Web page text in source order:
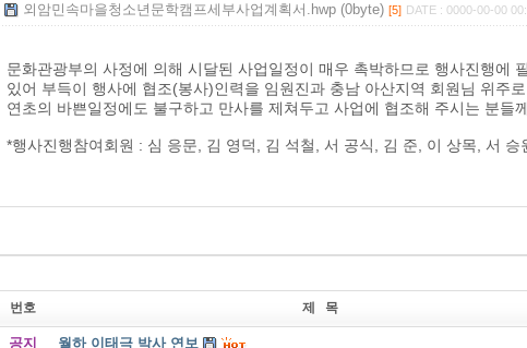
외암민속마을청소년문학캠프세부사업계획서.hwp (0byte) [5] DATE : 0000-00-00
문화관광부의 사정에 의해 시달된 사업일정이 매우 촉박하므로 행사진행에
있어 부득이 행사에 협조(봉사)인력을 임원진과 충남 아산지역 회원님 위주
연초의 바쁜일정에도 불구하고 만사를 제쳐두고 사업에 협조해 주시는 분들
*행사진행참여회원 : 심 응문, 김 영덕, 김 석철, 서 공식, 김 준, 이 상목, 서
번호 제 목
공지 월하 이태극 박사 연보